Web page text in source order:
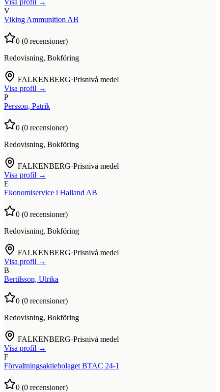
V
Viking Ammunition AB
0 (0 recensioner)
Redovisning, Bokföring
FALKENBERG·Prisnivå medel
Visa profil →
P
Persson, Patrik
0 (0 recensioner)
Redovisning, Bokföring
FALKENBERG·Prisnivå medel
Visa profil →
E
Ekonomiservice i Halland AB
0 (0 recensioner)
Redovisning, Bokföring
FALKENBERG·Prisnivå medel
Visa profil →
B
Bertilsson, Ulrika
0 (0 recensioner)
Redovisning, Bokföring
FALKENBERG·Prisnivå medel
Visa profil →
F
Förvaltningsaktiebolaget BTAC 24-1
0 (0 recensioner)